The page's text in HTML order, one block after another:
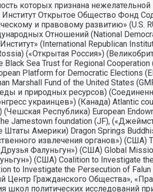
которых признана нежелательной
Открытое Общество Фонд
и правовому развитию» (U.S.
Отношений (National
(International Republican
(«Открытая Россия»)
Sea Trust for Regional
Platform for Democratic Elections
Marshall Fund of the United States
и природных ресурсов)
украинцев») (Канада) Atlantic
Республика) European
Jamestown foundation (JF),
Америки) Dragon Springs
извлечения органов») (США)
Фалуньгун») (США) Global
(США) Coalition to Investigate
Investigate the Persecution of Falun
Гражданского Общества»,
школ политических исследований